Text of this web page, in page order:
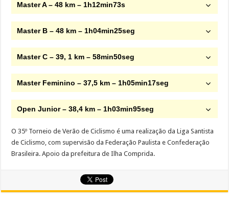
Master A – 48 km – 1h12min73s
Master B – 48 km – 1h04min25seg
Master C – 39, 1 km – 58min50seg
Master Feminino – 37,5 km – 1h05min17seg
Open Junior – 38,4 km – 1h03min95seg
O 35º Torneio de Verão de Ciclismo é uma realização da Liga Santista
de Ciclismo, com supervisão da Federação Paulista e Confederação
Brasileira. Apoio da prefeitura de Ilha Comprida.